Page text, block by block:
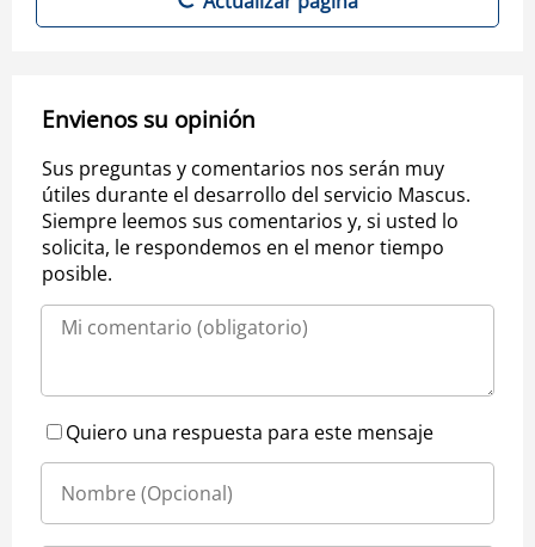
Envienos su opinión
Sus preguntas y comentarios nos serán muy
útiles durante el desarrollo del servicio Mascus.
Siempre leemos sus comentarios y, si usted lo
solicita, le respondemos en el menor tiempo
posible.
Quiero una respuesta para este mensaje